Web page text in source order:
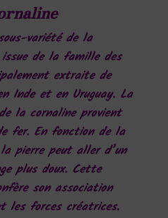
variété de la
de la famille des
extraite de
Inde et en Uruguay. La
la cornaline provient
fer. En fonction de la
pierre peut aller d’un
plus doux. Cette
son association
les forces créatrices.